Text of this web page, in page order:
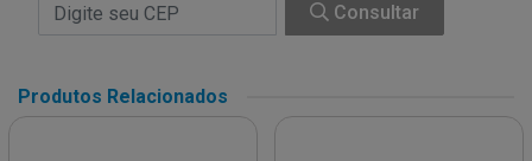
Consultar
Produtos Relacionados